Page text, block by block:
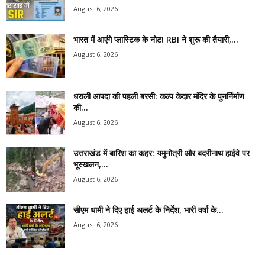
August 6, 2026
भारत में आएंगे प्लास्टिक के नोट! RBI ने शुरू की तैयारी,...
August 6, 2026
धराली आपदा की पहली बरसी: कल्प केदार मंदिर के पुनर्निर्माण
की...
August 6, 2026
उत्तराखंड में बारिश का कहर: यमुनोत्री और बदरीनाथ हाईवे पर
भूस्खलन,...
August 6, 2026
सीएम धामी ने दिए हाई अलर्ट के निर्देश, भारी वर्षा के...
August 6, 2026